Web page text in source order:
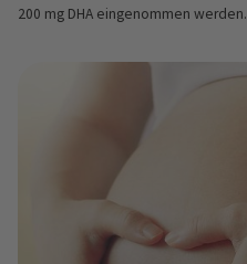
200 mg DHA eingenommen werden.